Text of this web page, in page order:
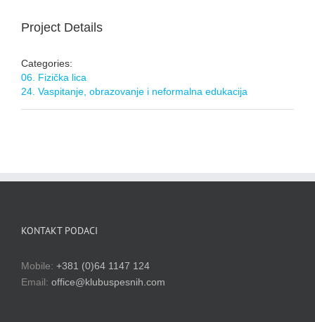
Project Details
Categories:
06. Fizička lica
24. Vaspitanje, obrazovanje i neformalna edukacija
KONTAKT PODACI
Mobile: +381 (0)64 1147 124
Email: office@klubuspesnih.com